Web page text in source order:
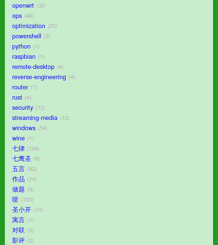
openwrt 32
ops 46
optimization 20
powershell 3
python 1
raspbian 1
remote-desktop 4
reverse-engineering 4
router 7
rust 4
security 12
streaming-media 12
windows 54
wine 1
七律 168
七鹰圣 8
五言 82
作品 14
做题 3
喷 133
圣小开 10
寓言 1
对联 5
影评 2